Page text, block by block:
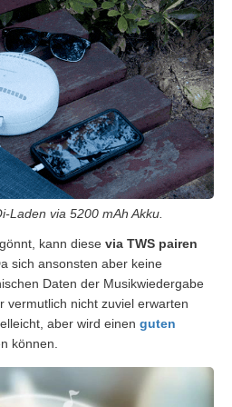
Laden via 5200 mAh Akku.
kann diese via TWS pairen
sich ansonsten aber keine
Daten der Musikwiedergabe
vermutlich nicht zuviel erwarten
aber wird einen guten
können.